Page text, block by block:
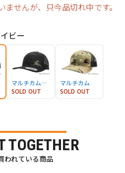
ませんが、只今品切れ中です。
ビー
マルチカムブラック
SOLD OUT
マルチカム
SOLD OUT
TOGETHER
われている商品